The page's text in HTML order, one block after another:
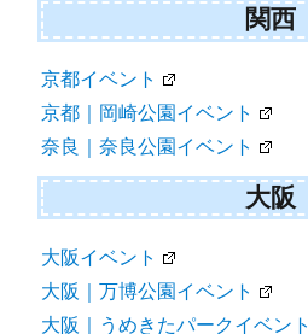
関西
京都イベント
京都｜岡崎公園イベント
奈良｜奈良公園イベント
大阪
大阪イベント
大阪｜万博公園イベント
大阪｜うめきたパークイベント